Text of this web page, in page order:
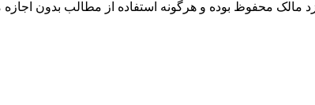
محفوظ بوده و هرگونه استفاده از مطالب بدون اجازه مالک